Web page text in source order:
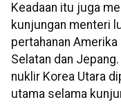
Keadaan itu juga
kunjungan menteri
pertahanan
Selatan dan
nuklir Korea Utara
utama selama